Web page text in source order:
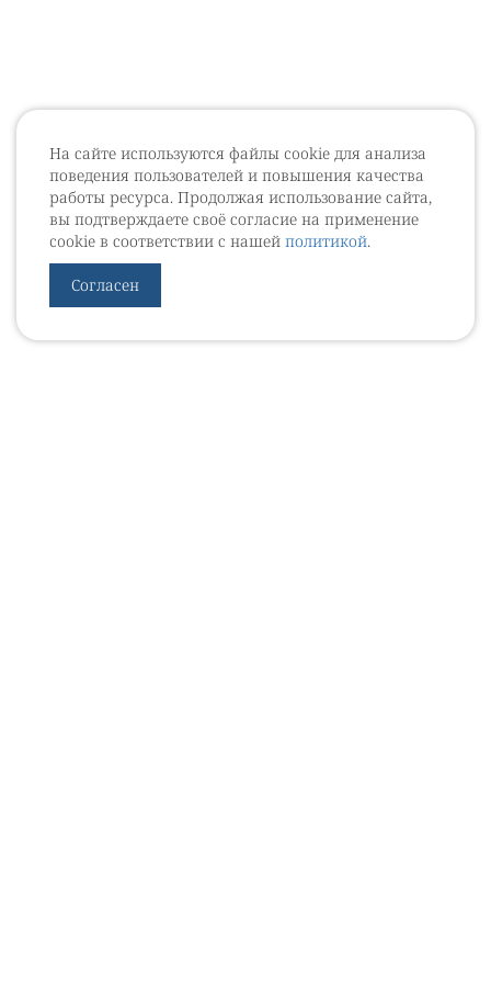
На сайте используются файлы cookie для анализа
поведения пользователей и повышения качества
работы ресурса. Продолжая использование сайта,
вы подтверждаете своё согласие на применение
cookie в соответствии с нашей политикой.
Согласен